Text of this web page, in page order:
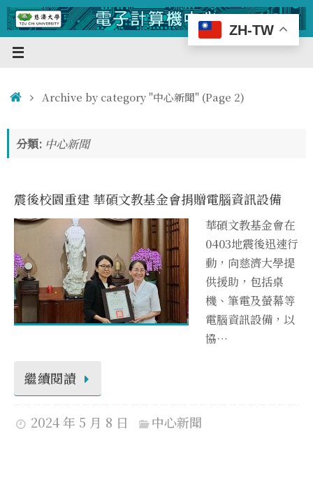
Skip
to
content
Home
Archive by category "中心新聞"(Page 2)
分類: 中心新聞
震後校園重建 華碩文教基金會捐贈電腦資訊設備
華碩文教基金會在
0403地震後迅速行
動，向慈濟大學提
供援助，包括桌
機、筆電及螢幕等
電腦資訊設備，以
協…
繼續閱讀
2024 年 5 月 8 日 中心新聞
ZH-TW